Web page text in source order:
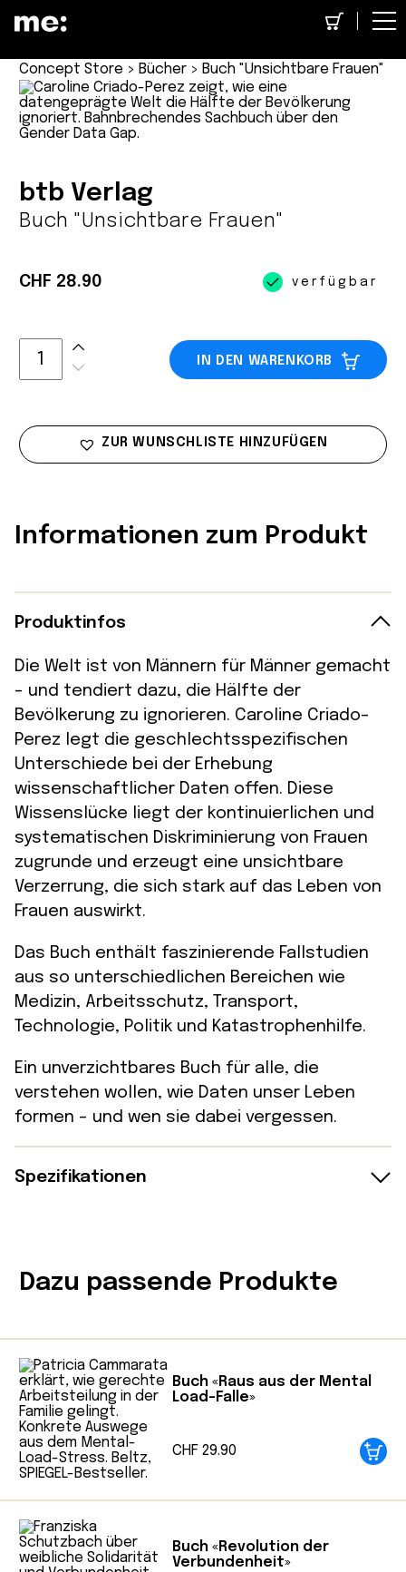
Concept Store > Bücher > Buch "Unsichtbare Frauen"
btb Verlag
Buch "Unsichtbare Frauen"
CHF 28.90 verfügbar
IN DEN WARENKORB
ZUR WUNSCHLISTE HINZUFÜGEN
Informationen zum Produkt
Produktinfos
Die Welt ist von Männern für Männer gemacht
– und tendiert dazu, die Hälfte der
Bevölkerung zu ignorieren. Caroline Criado-
Perez legt die geschlechtsspezifischen
Unterschiede bei der Erhebung
wissenschaftlicher Daten offen. Diese
Wissenslücke liegt der kontinuierlichen und
systematischen Diskriminierung von Frauen
zugrunde und erzeugt eine unsichtbare
Verzerrung, die sich stark auf das Leben von
Frauen auswirkt.
Das Buch enthält faszinierende Fallstudien
aus so unterschiedlichen Bereichen wie
Medizin, Arbeitsschutz, Transport,
Technologie, Politik und Katastrophenhilfe.
Ein unverzichtbares Buch für alle, die
verstehen wollen, wie Daten unser Leben
formen – und wen sie dabei vergessen.
Spezifikationen
Produktsprache: Deutsch
Verlag: BTB Taschenbuch
Erscheinungsjahr: 2020
Autorin: Caroline Criado-Perez
Übersetzung: Stephanie Singh
Originaltitel: Invisible Women
ISBN: 9783442718870
Dazu passende Produkte
Buch «Raus aus der Mental
Load-Falle»
CHF 29.90
Buch «Revolution der
Verbundenheit»